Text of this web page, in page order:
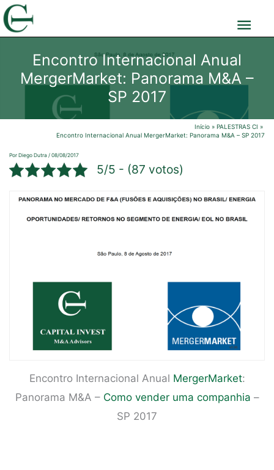
Ir
para
conteúdoEncontro Internacional Anual
MergerMarket: Panorama M&A –
SP 2017
Início
PALESTRAS CI
Encontro Internacional Anual MergerMarket: Panorama M&A – SP 2017
Por Diego Dutra / 08/08/2017
5/5 - (87 votos)
Encontro Internacional Anual MergerMarket:
Panorama M&A – Como vender uma companhia –
SP 2017